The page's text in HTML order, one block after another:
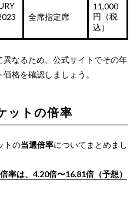
全席指定席
11,000
円（税
込）
なるため、公式サイトでその年
格を確認しましょう。
ットの倍率
トの当選倍率についてまとめまし
率は、4.20倍〜16.81倍（予想）